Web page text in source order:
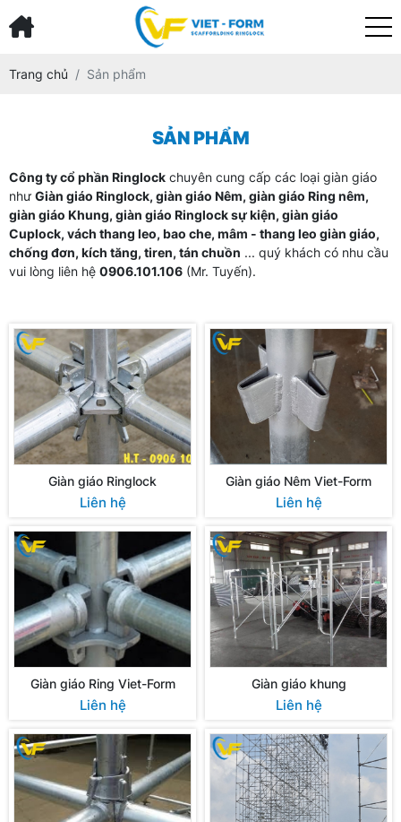
Trang chủ Sản phẩm
SẢN PHẨM
Công ty cổ phần Ringlock chuyên cung cấp các loại giàn giáo
như Giàn giáo Ringlock, giàn giáo Nêm, giàn giáo Ring nêm,
giàn giáo Khung, giàn giáo Ringlock sự kiện, giàn giáo
Cuplock, vách thang leo, bao che, mâm - thang leo giàn giáo,
chống đơn, kích tăng, tiren, tán chuồn ... quý khách có nhu cầu
vui lòng liên hệ 0906.101.106 (Mr. Tuyến).
Giàn giáo Ringlock
Liên hệ
Giàn giáo Nêm Viet-Form
Liên hệ
Giàn giáo Ring Viet-Form
Liên hệ
Giàn giáo khung
Liên hệ